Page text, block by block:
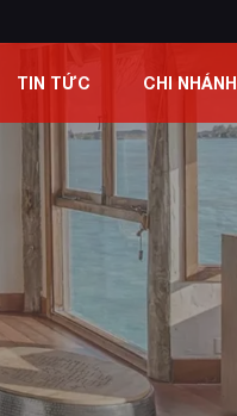
TIN TỨC CHI NHÁNH